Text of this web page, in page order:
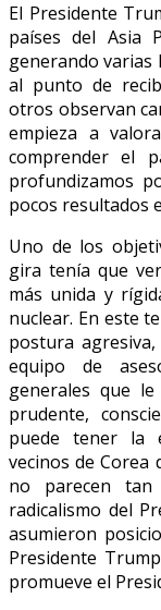
El Presidente
países del Asia
generando varias
al punto de
otros observan
empieza a
comprender el
profundizamos
pocos resultados
Uno de los
gira tenía que
más unida y
nuclear. En este
postura
equipo de
generales que
prudente,
puede tener la
vecinos de Corea
no parecen
radicalismo del
asumieron
Presidente
promueve el